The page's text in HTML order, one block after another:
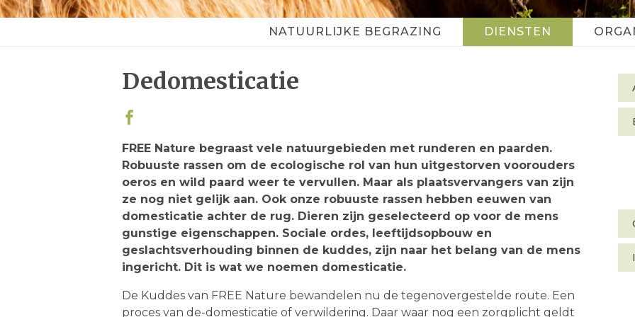
NATUURLIJKE BEGRAZING DIENSTEN
Dedomesticatie
FREE Nature begraast vele natuurgebieden met runderen en paarden.
Robuuste rassen om de ecologische rol van hun uitgestorven voorouders
oeros en wild paard weer te vervullen. Maar als plaatsvervangers van zijn
ze nog niet gelijk aan. Ook onze robuuste rassen hebben eeuwen van
domesticatie achter de rug. Dieren zijn geselecteerd op voor de mens
gunstige eigenschappen. Sociale ordes, leeftijdsopbouw en
geslachtsverhouding binnen de kuddes, zijn naar het belang van de mens
ingericht. Dit is wat we noemen domesticatie.
De Kuddes van FREE Nature bewandelen nu de tegenovergestelde route. Een
proces van de-domesticatie of verwildering. Daar waar nog een zorgplicht geldt